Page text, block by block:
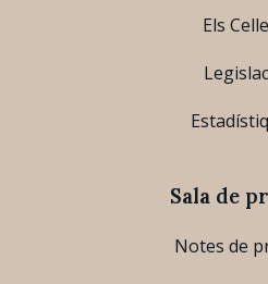
Els
Sala de
Notes de